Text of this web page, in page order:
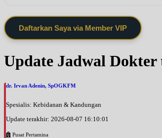
Daftarkan Saya via Member VIP
Update Jadwal
dr. Irvan Adenin, SpOGKFM
Spesialis: Kebidanan & Kandungan
Update terakhir: 2026-08-07 16:10:01
Pusat Pertamina